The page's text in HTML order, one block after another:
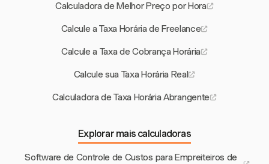
Calculadora de Melhor Preço por Hora
Calcule a Taxa Horária de Freelance
Calcule a Taxa de Cobrança Horária
Calcule sua Taxa Horária Real
Calculadora de Taxa Horária Abrangente
Explorar mais calculadoras
Software de Controle de Custos para Empreiteiros de